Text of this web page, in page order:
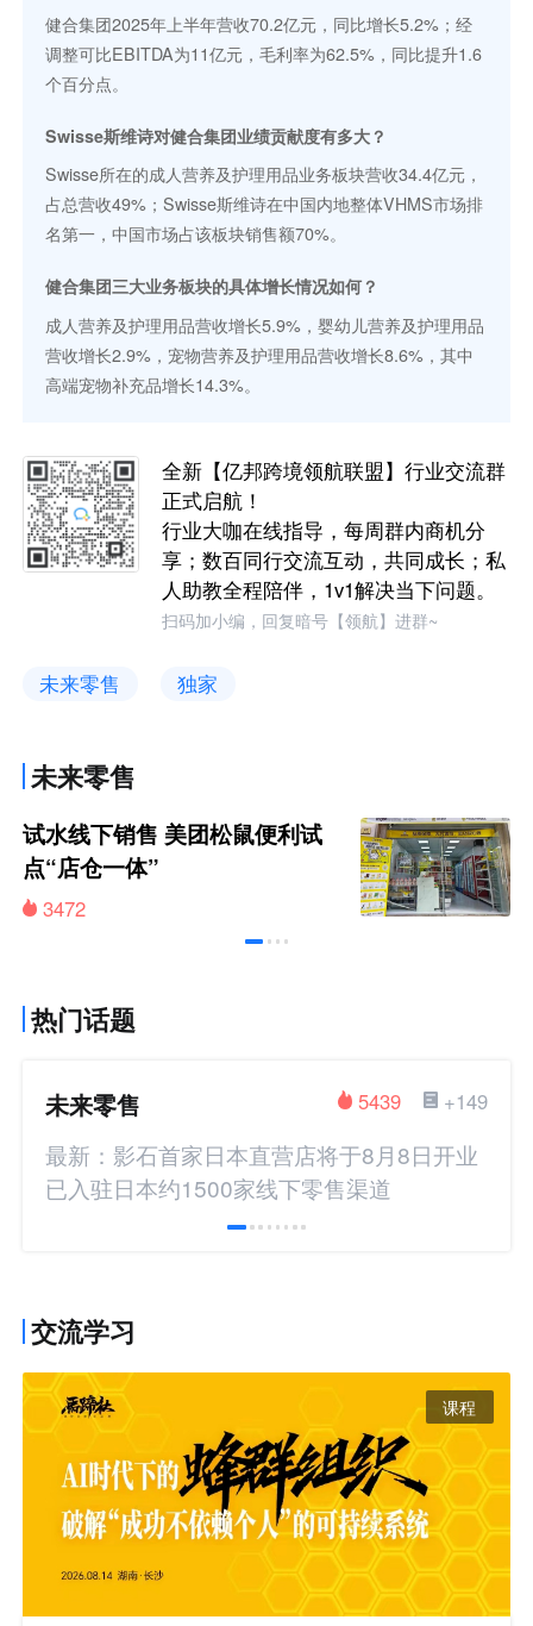
健合集团2025年上半年营收70.2亿元，同比增长5.2%；经
调整可比EBITDA为11亿元，毛利率为62.5%，同比提升1.6
个百分点。
Swisse斯维诗对健合集团业绩贡献度有多大？
Swisse所在的成人营养及护理用品业务板块营收34.4亿元，
占总营收49%；Swisse斯维诗在中国内地整体VHMS市场排
名第一，中国市场占该板块销售额70%。
健合集团三大业务板块的具体增长情况如何？
成人营养及护理用品营收增长5.9%，婴幼儿营养及护理用品
营收增长2.9%，宠物营养及护理用品营收增长8.6%，其中
高端宠物补充品增长14.3%。
全新【亿邦跨境领航联盟】行业交流群
正式启航！
行业大咖在线指导，每周群内商机分
享；数百同行交流互动，共同成长；私
人助教全程陪伴，1v1解决当下问题。
扫码加小编，回复暗号【领航】进群~
未来零售 独家
未来零售
试水线下销售 美团松鼠便利试
点“店仓一体”
3472
热门话题
未来零售 +149
5439
最新：影石首家日本直营店将于8月8日开业
已入驻日本约1500家线下零售渠道
交流学习
课程